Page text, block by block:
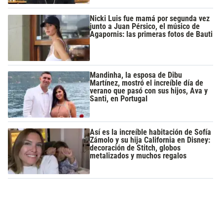
Nicki Luis fue mamá por segunda vez
junto a Juan Pérsico, el músico de
Agapornis: las primeras fotos de Bauti
Mandinha, la esposa de Dibu
Martínez, mostró el increíble día de
verano que pasó con sus hijos, Ava y
Santi, en Portugal
Así es la increíble habitación de Sofía
Zámolo y su hija California en Disney:
decoración de Stitch, globos
metalizados y muchos regalos